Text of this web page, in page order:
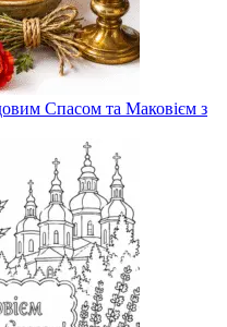
Спасом та Маковієм з